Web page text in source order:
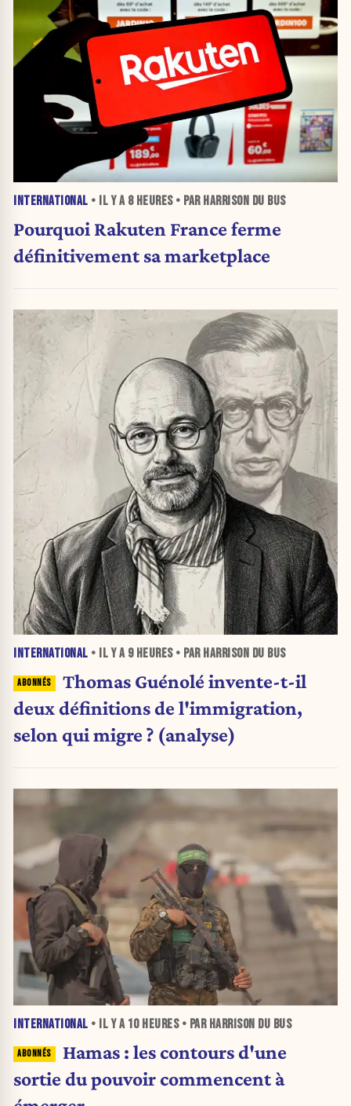
INTERNATIONAL • IL Y A 8 HEURES• PAR HARRISON DU BUS
Pourquoi Rakuten France ferme
définitivement sa marketplace
INTERNATIONAL • IL Y A 9 HEURES• PAR HARRISON DU BUS
Thomas Guénolé invente-t-il
deux définitions de l'immigration,
selon qui migre ? (analyse)
INTERNATIONAL • IL Y A 10 HEURES• PAR HARRISON DU BUS
Hamas : les contours d'une
sortie du pouvoir commencent à